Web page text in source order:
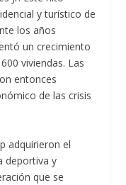
y turístico de
los años
un crecimiento
viviendas. Las
entonces
de las crisis
adquirieron el
deportiva y
que se